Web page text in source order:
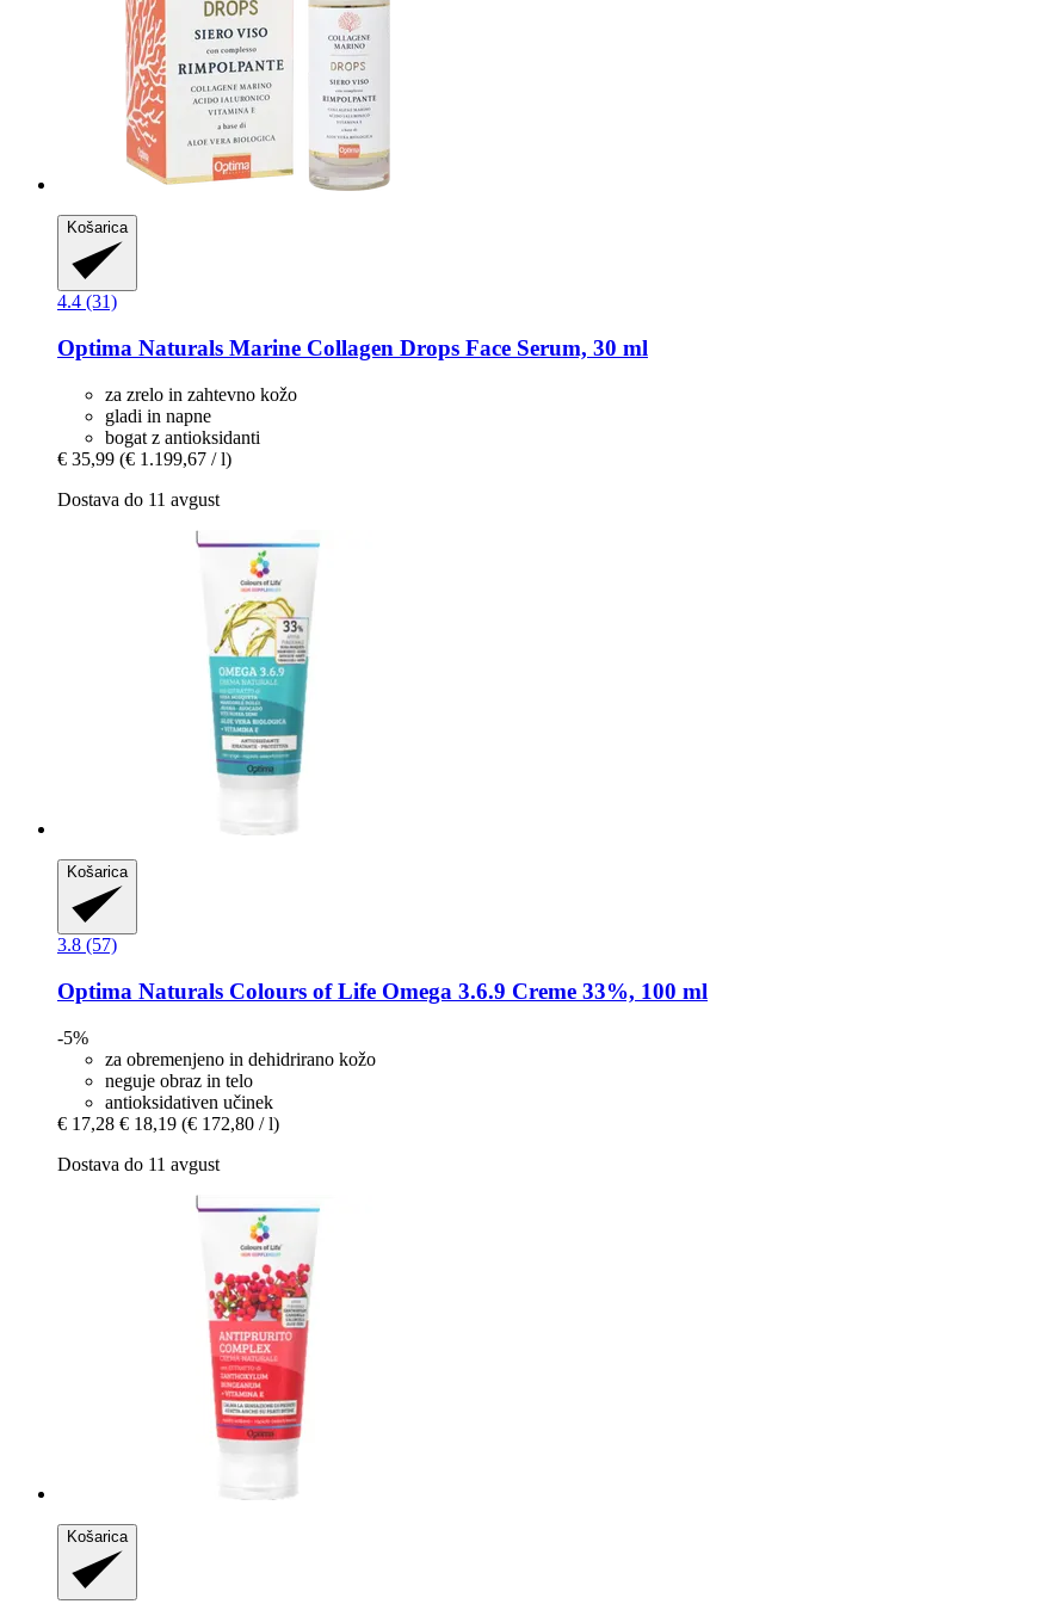
Košarica
4.4 (31)
Optima Naturals Marine Collagen Drops Face Serum, 30 ml
za zrelo in zahtevno kožo
gladi in napne
bogat z antioksidanti
€ 35,99 (€ 1.199,67 / l)
Dostava do 11 avgust
Košarica
3.8 (57)
Optima Naturals Colours of Life Omega 3.6.9 Creme 33%, 100 ml
-5%
za obremenjeno in dehidrirano kožo
neguje obraz in telo
antioksidativen učinek
€ 17,28 € 18,19 (€ 172,80 / l)
Dostava do 11 avgust
Košarica